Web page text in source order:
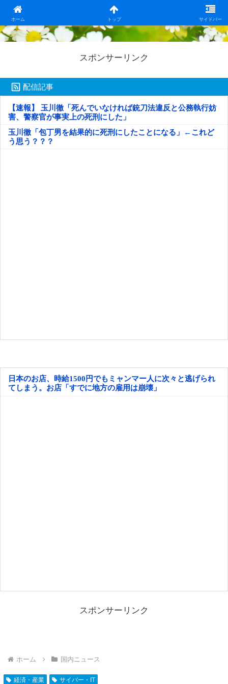
ホーム トップ サイドバー
日本第一！ニュース録
スポンサーリンク
配信記事
【速報】 玉川徹「死んでいなければ銃刀法違反と公務執行妨
害、警察官が事実上の死刑にした」
玉川徹「包丁男を結果的に死刑にしたことになる」←これど
う思う？？？
日本のお店、時給1500円でもミャンマー人に次々と逃げられ
てしまう。お店「すでに地方の雇用は崩壊」
スポンサーリンク
ホーム 国内ニュース
経済・産業 サイバー・IT